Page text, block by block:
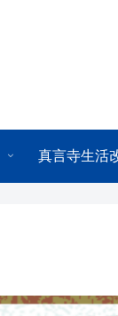
真言寺生活